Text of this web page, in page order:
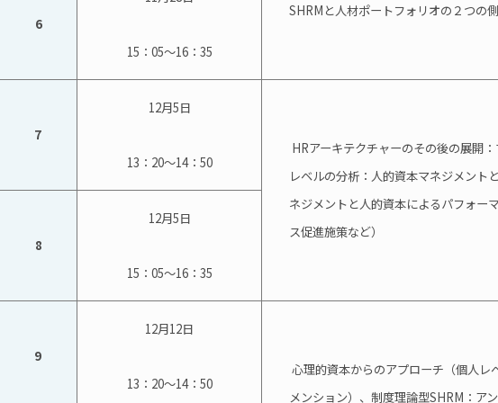
SHRMと人材ポートフォリオの２つの
6
15：05～16：35
7
12月5日
13：20～14：50
HRアーキテクチャーのその後の展開
レベルの分析：人的資本マネジメント
ネジメントと人的資本によるパフォー
ス促進施策など）
8
12月5日
15：05～16：35
9
12月12日
13：20～14：50
心理的資本からのアプローチ（個人レ
メンション）、制度理論型SHRM：ア